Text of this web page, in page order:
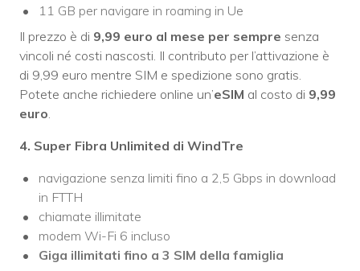
11 GB per navigare in roaming in Ue
Il prezzo è di 9,99 euro al mese per sempre senza
vincoli né costi nascosti. Il contributo per l’attivazione è
di 9,99 euro mentre SIM e spedizione sono gratis.
Potete anche richiedere online un’eSIM al costo di 9,99
euro
4. Super Fibra Unlimited di WindTre
navigazione senza limiti fino a 2,5 Gbps in download
in FTTH
chiamate illimitate
modem Wi-Fi 6 incluso
Giga illimitati fino a 3 SIM della famiglia